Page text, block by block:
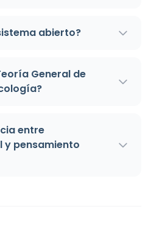
abierto?
General de
entre
y pensamiento